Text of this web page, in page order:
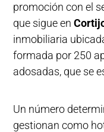
promoción con el
que sigue en
inmobiliaria
formada por 250
adosadas, que se
Un número
gestionan como